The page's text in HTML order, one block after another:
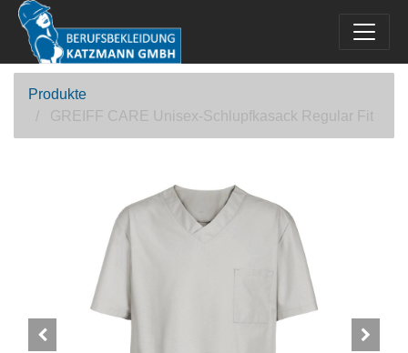
Produkte
GREIFF CARE Unisex-Schlupfkasack Regular Fit